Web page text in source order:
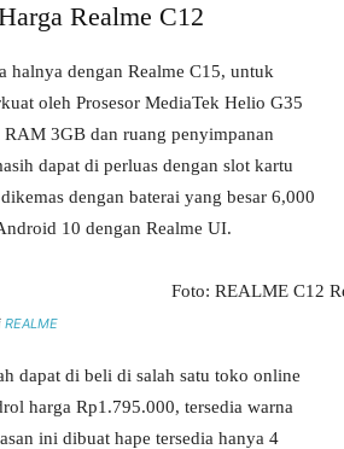
Realme C12
halnya dengan Realme C15, untuk
oleh Prosesor MediaTek Helio G35
3GB dan ruang penyimpanan
dapat di perluas dengan slot kartu
dengan baterai yang besar 6,000
10 dengan Realme UI.
REALME
dapat di beli di salah satu toko online
harga Rp1.795.000, tersedia warna
ini dibuat hape tersedia hanya 4